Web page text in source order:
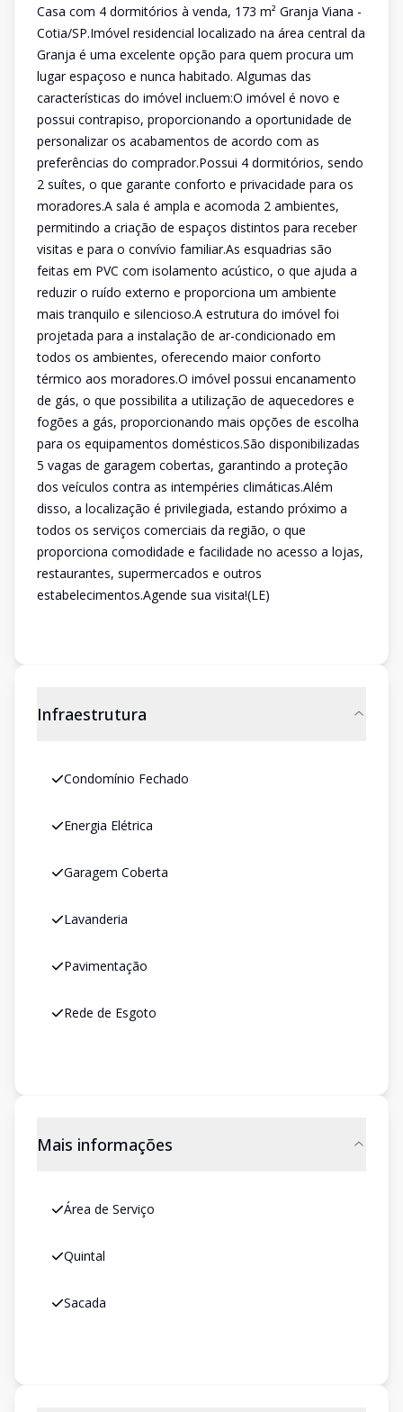
Casa com 4 dormitórios à venda, 173 m² Granja Viana -
Cotia/SP.Imóvel residencial localizado na área central da
Granja é uma excelente opção para quem procura um
lugar espaçoso e nunca habitado. Algumas das
características do imóvel incluem:O imóvel é novo e
possui contrapiso, proporcionando a oportunidade de
personalizar os acabamentos de acordo com as
preferências do comprador.Possui 4 dormitórios, sendo
2 suítes, o que garante conforto e privacidade para os
moradores.A sala é ampla e acomoda 2 ambientes,
permitindo a criação de espaços distintos para receber
visitas e para o convívio familiar.As esquadrias são
feitas em PVC com isolamento acústico, o que ajuda a
reduzir o ruído externo e proporciona um ambiente
mais tranquilo e silencioso.A estrutura do imóvel foi
projetada para a instalação de ar-condicionado em
todos os ambientes, oferecendo maior conforto
térmico aos moradores.O imóvel possui encanamento
de gás, o que possibilita a utilização de aquecedores e
fogões a gás, proporcionando mais opções de escolha
para os equipamentos domésticos.São disponibilizadas
5 vagas de garagem cobertas, garantindo a proteção
dos veículos contra as intempéries climáticas.Além
disso, a localização é privilegiada, estando próximo a
todos os serviços comerciais da região, o que
proporciona comodidade e facilidade no acesso a lojas,
restaurantes, supermercados e outros
estabelecimentos.Agende sua visita!(LE)
Infraestrutura
Condomínio Fechado
Energia Elétrica
Garagem Coberta
Lavanderia
Pavimentação
Rede de Esgoto
Mais informações
Área de Serviço
Quintal
Sacada